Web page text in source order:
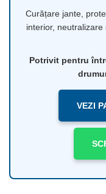
Testere si diagnoza
Parfum Original
Curățare jante,
interior,
Potrivit pentru
VEZI